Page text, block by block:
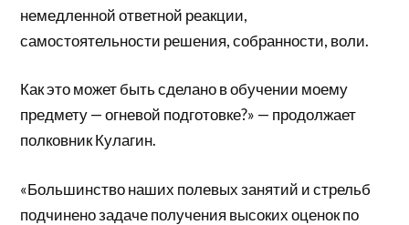
немедленной ответной реакции,
самостоятельности решения, собранности, воли.
Как это может быть сделано в обучении моему
предмету — огневой подготовке?» — продолжает
полковник Кулагин.
«Большинство наших полевых занятий и стрельб
подчинено задаче получения высоких оценок по